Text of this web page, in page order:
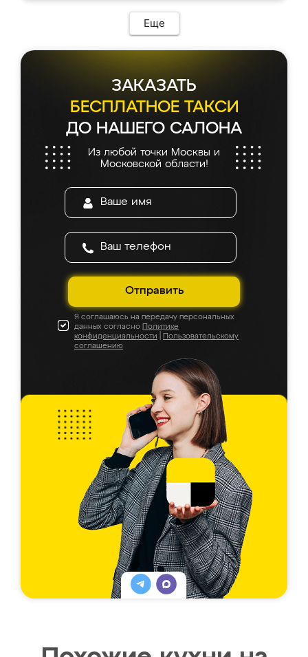
Еще
ЗАКАЗАТЬ
БЕСПЛАТНОЕ ТАКСИ
ДО НАШЕГО САЛОНА
Из любой точки Москвы и
Московской области!
Отправить
Я соглашаюсь на передачу персональных
данных согласно Политике
конфиденциальности
Пользовательскому
соглашению